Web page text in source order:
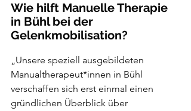
Wie hilft Manuelle Therapie
in Bühl bei der
Gelenkmobilisation?
„Unsere speziell ausgebildeten
Manualtherapeut*innen in Bühl
verschaffen sich erst einmal einen
gründlichen Überblick über